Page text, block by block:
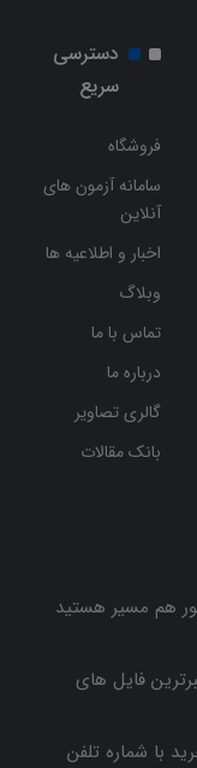
دسترسی
سریع
فروشگاه
سامانه آزمون های
آنلاین
اخبار و اطلاعیه ها
وبلاگ
تماس با ما
درباره ما
گالری تصاویر
بانک مقالات
هم مسیر هستید
فایل های
با شماره تلفن